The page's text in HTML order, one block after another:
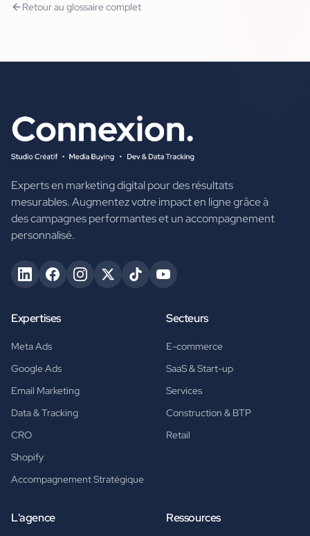
Retour au glossaire complet
Experts en marketing digital pour des résultats
mesurables. Augmentez votre impact en ligne grâce à
des campagnes performantes et un accompagnement
personnalisé.
Expertises
Meta Ads
Google Ads
Email Marketing
Data & Tracking
CRO
Shopify
Accompagnement Stratégique
Secteurs
E-commerce
SaaS & Start-up
Services
Construction & BTP
Retail
L'agence Ressources